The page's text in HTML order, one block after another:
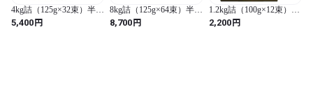
4kg詰（125g×32束）半田
手延そうめん【M-35】
5,400円
8kg詰（125g×64束）半田
手延そうめん【M-55】
8,700円
1.2kg詰（100g×12束）半
田手延そうめん【M-
15】
2,200円